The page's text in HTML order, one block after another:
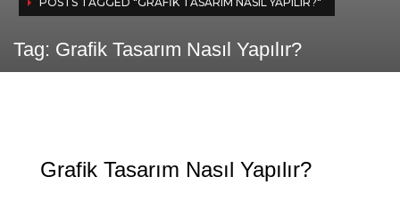
Tag: Grafik Tasarım Nasıl Yapılır?
Grafik Tasarım Nasıl Yapılır?